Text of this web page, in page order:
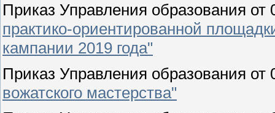
Приказ Управления образования
практико-ориентированной
кампании 2019 года"
Приказ Управления образования
вожатского мастерства"